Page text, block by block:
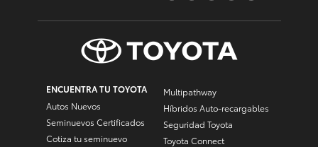
ENCUENTRA TU TOYOTA
Autos Nuevos
Seminuevos Certificados
Cotiza tu seminuevo
Multipathway
Híbridos Auto-recargables
Seguridad Toyota
Toyota Connect